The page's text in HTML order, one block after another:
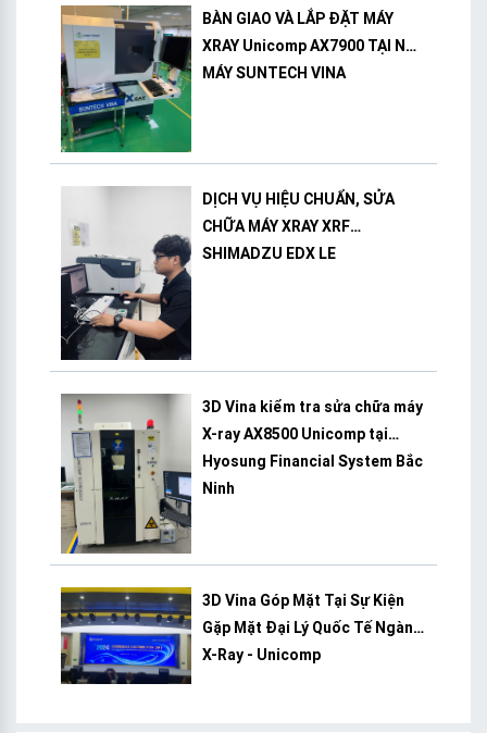
BÀN GIAO VÀ LẮP ĐẶT MÁY
XRAY Unicomp AX7900 TẠI NHÀ
MÁY SUNTECH VINA
DỊCH VỤ HIỆU CHUẨN, SỬA
CHỮA MÁY XRAY XRF
SHIMADZU EDX LE
3D Vina kiểm tra sửa chữa máy
X-ray AX8500 Unicomp tại
Hyosung Financial System Bắc
Ninh
3D Vina Góp Mặt Tại Sự Kiện
Gặp Mặt Đại Lý Quốc Tế Ngành
X-Ray - Unicomp